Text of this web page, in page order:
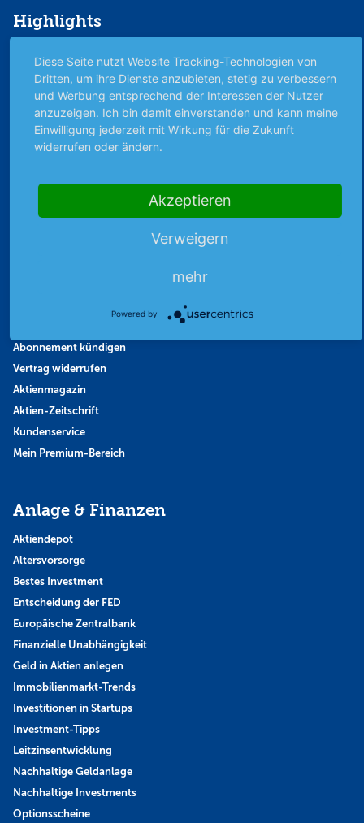
Highlights
Börsenbericht
Börsengerüchte
Börsengespräche
Börsennews
Thema der Woche
Abonnement kündigen
Vertrag widerrufen
Aktienmagazin
Aktien-Zeitschrift
Kundenservice
Mein Premium-Bereich
Anlage & Finanzen
Aktiendepot
Altersvorsorge
Bestes Investment
Entscheidung der FED
Europäische Zentralbank
Finanzielle Unabhängigkeit
Geld in Aktien anlegen
Immobilienmarkt-Trends
Investitionen in Startups
Investment-Tipps
Leitzinsentwicklung
Nachhaltige Geldanlage
Nachhaltige Investments
Optionsscheine
Diese Seite nutzt Website Tracking-Technologien von
Dritten, um ihre Dienste anzubieten, stetig zu verbessern
und Werbung entsprechend der Interessen der Nutzer
anzuzeigen. Ich bin damit einverstanden und kann meine
Einwilligung jederzeit mit Wirkung für die Zukunft
widerrufen oder ändern.
Akzeptieren
Verweigern
mehr
Powered by